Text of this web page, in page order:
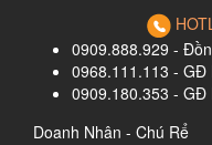
0909.888.929 -
0968.111.113 - GĐ
0909.180.353 - GĐ
Doanh Nhân - Chú Rể